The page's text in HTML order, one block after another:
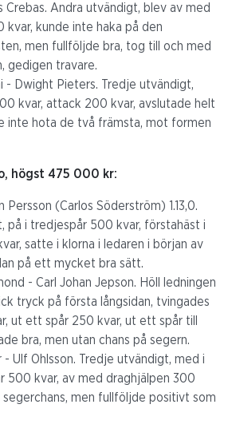
Crebas. Andra utvändigt, blev av med
kvar, kunde inte haka på den
men fullföljde bra, tog till och med
gedigen travare.
- Dwight Pieters. Tredje utvändigt,
kvar, attack 200 kvar, avslutade helt
inte hota de två främsta, mot formen
högst 475 000 kr:
Persson (Carlos Söderström) 1.13,0.
på i tredjespår 500 kvar, förstahäst i
satte i klorna i ledaren i början av
på ett mycket bra sätt.
- Carl Johan Jepson. Höll ledningen
tryck på första långsidan, tvingades
ut ett spår 250 kvar, ut ett spår till
bra, men utan chans på segern.
- Ulf Ohlsson. Tredje utvändigt, med i
500 kvar, av med draghjälpen 300
segerchans, men fullföljde positivt som